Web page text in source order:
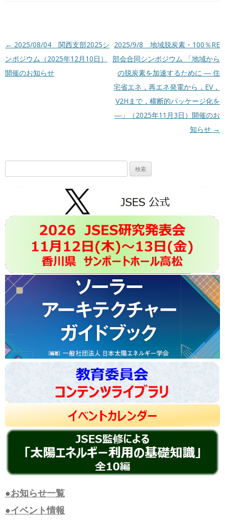
投稿ナビゲーション
← 2025/08/04 関西支部2025シ
ンポジウム（2025年12月10日）
開催のお知らせ
2025/9/8 地域脱炭素・100％RE
部会合同シンポジウム 「地域から
の脱炭素を加速するために ― 住
宅省エネ，再エネ発電から，EV，
V2Hまで，横断的パッケージ化を
―」（2025年11月3日）開催のお
知らせ →
索:
●お知らせ一覧
●イベント情報